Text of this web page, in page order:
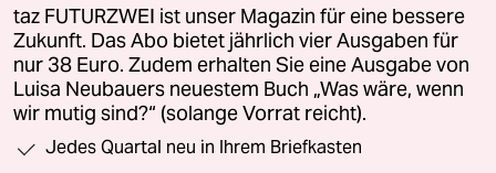
taz FUTURZWEI ist unser Magazin für eine bessere
Zukunft. Das Abo bietet jährlich vier Ausgaben für
nur 38 Euro. Zudem erhalten Sie eine Ausgabe von
Luisa Neubauers neuestem Buch „Was wäre, wenn
wir mutig sind?“ (solange Vorrat reicht).
Jedes Quartal neu in Ihrem Briefkasten